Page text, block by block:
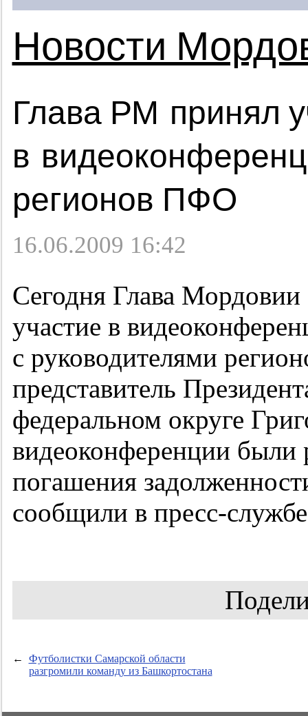
Новости
Глава РМ принял
в
регионов ПФО
16.06.2009 16:42
Сегодня Глава
участие в
с руководителями
представитель
федеральном округе
видеоконференции
погашения
сообщили в пресс-
←
Футболистки Самарской области
разгромили команду из Башкортостана